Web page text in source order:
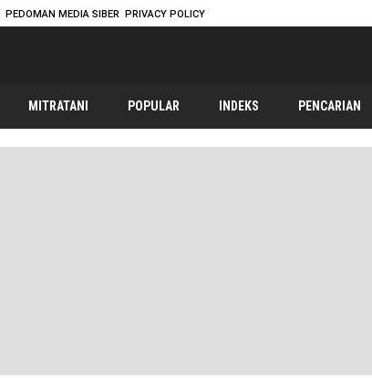
PEDOMAN MEDIA SIBER PRIVACY POLICY
MITRATANI POPULAR INDEKS PENCARIAN